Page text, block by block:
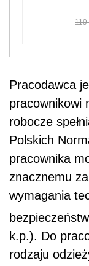
119
Pracodawca
pracownikowi
robocze
Polskich
pracownika
znacznemu
wymagania
k.p.). Do
rodzaju